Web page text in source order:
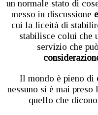
un normale stato di
messo in discussione
cui la liceità di
stabilisce colui che
servizio che può
Il mondo è pieno di
nessuno si è mai
quello che